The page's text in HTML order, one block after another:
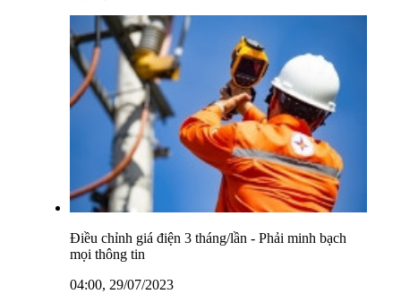
Điều chỉnh giá điện 3 tháng/lần - Phải minh bạch
mọi thông tin
04:00, 29/07/2023